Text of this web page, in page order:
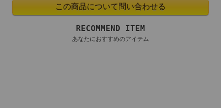
RECOMMEND ITEM
あなたにおすすめのアイテム